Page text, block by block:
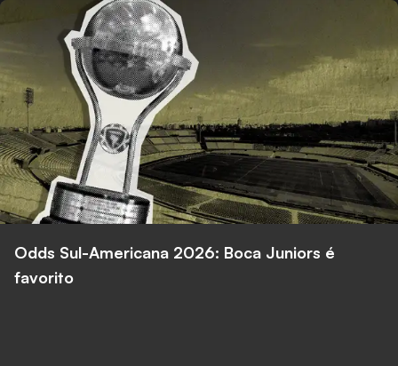
Odds Sul-Americana 2026: Boca Juniors é
favorito